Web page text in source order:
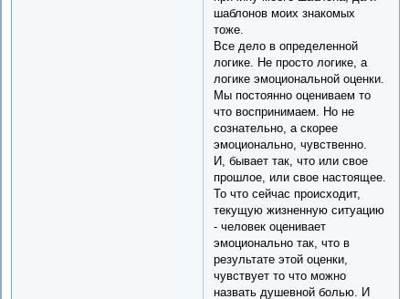
шаблонов моих знакомых
тоже.
Все дело в определенной
логике. Не просто логике, а
логике эмоциональной оценки.
Мы постоянно оцениваем то
что воспринимаем. Но не
сознательно, а скорее
эмоционально, чувственно.
И, бывает так, что или свое
прошлое, или свое настоящее.
То что сейчас происходит,
текущую жизненную ситуацию
- человек оценивает
эмоционально так, что в
результате этой оценки,
чувствует то что можно
назвать душевной болью. И